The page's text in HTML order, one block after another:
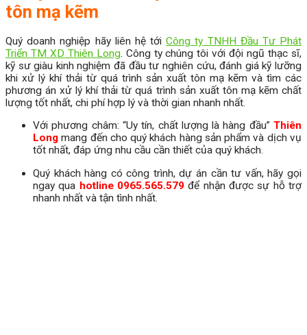
tôn mạ kẽm
Quý doanh nghiệp hãy liên hệ tớiCông ty TNHH Đầu Tư Phát
Triển TM XD Thiên Long. Công ty chúng tôi với đội ngũ thạc sĩ,
kỹ sư giàu kinh nghiệm đã đầu tư nghiên cứu, đánh giá kỹ lưỡng
khi xử lý khí thải từ quá trình sản xuất tôn mạ kẽm và tìm các
phương án xử lý khí thải từ quá trình sản xuất tôn mạ kẽm chất
lượng tốt nhất, chi phí hợp lý và thời gian nhanh nhất.
Với phương châm: “Uy tín, chất lượng là hàng đầu” Thiên
Long mang đến cho quý khách hàng sản phẩm và dịch vụ
tốt nhất, đáp ứng nhu cầu cần thiết của quý khách.
Quý khách hàng có công trình, dự án cần tư vấn, hãy gọi
ngay qua hotline 0965.565.579 để nhận được sự hỗ trợ
nhanh nhất và tận tình nhất.